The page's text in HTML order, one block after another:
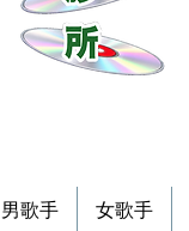
男歌手 女歌手